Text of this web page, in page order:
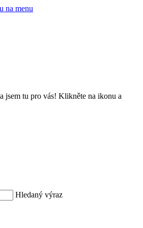
na menu
jsem tu pro vás! Klikněte na ikonu a
Hledaný výraz